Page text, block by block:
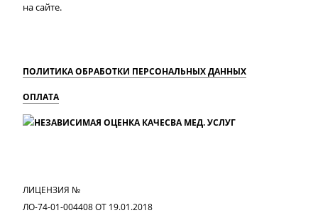
на сайте.
ПОЛИТИКА ОБРАБОТКИ ПЕРСОНАЛЬНЫХ ДАННЫХ
ОПЛАТА
ЛИЦЕНЗИЯ №
ЛО-74-01-004408 ОТ 19.01.2018